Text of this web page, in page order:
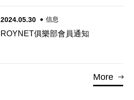
2024.05.30 信息
ROYNET俱樂部會員通知
More